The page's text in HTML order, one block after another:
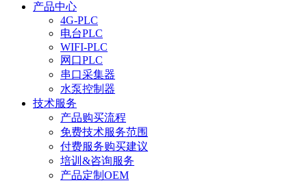
产品中心
4G-PLC
电台PLC
WIFI-PLC
网口PLC
串口采集器
水泵控制器
技术服务
产品购买流程
免费技术服务范围
付费服务购买建议
培训&咨询服务
产品定制OEM